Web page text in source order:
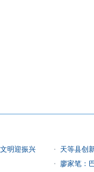
明迎振兴
天等县创
廖家笔：